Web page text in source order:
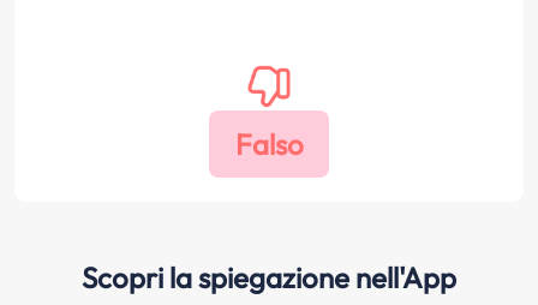
Scopri la spiegazione nell'App